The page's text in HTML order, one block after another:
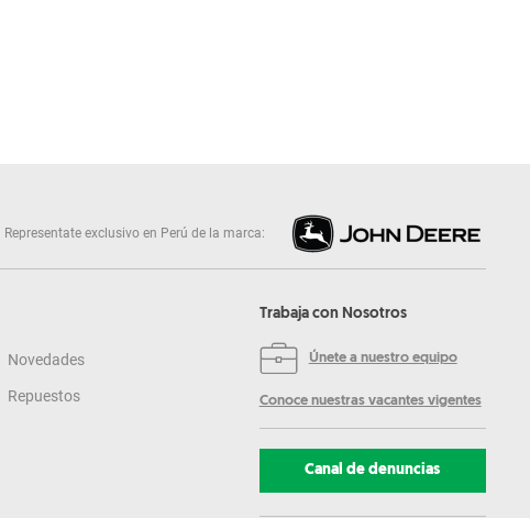
Representate exclusivo en Perú de la marca:
Novedades
Repuestos
Trabaja con Nosotros
Únete a nuestro equipo
Conoce nuestras vacantes vigentes
Canal de denuncias